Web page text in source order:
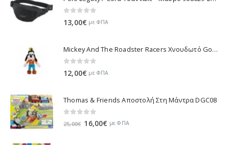
13,00€ με ΦΠΑ
Mickey And The Roadster Racers Χνουδωτό Goofy 25 εκ 1607-01691
12,00€ με ΦΠΑ
Thomas & Friends Αποστολή Στη Μάντρα DGC08
out of 5
25,00€ Original
16,00€ Ημε ΦΠΑ